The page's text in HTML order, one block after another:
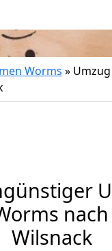
Worms »
Wilsnack